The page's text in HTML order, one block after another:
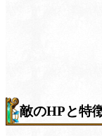
敵のHPと特